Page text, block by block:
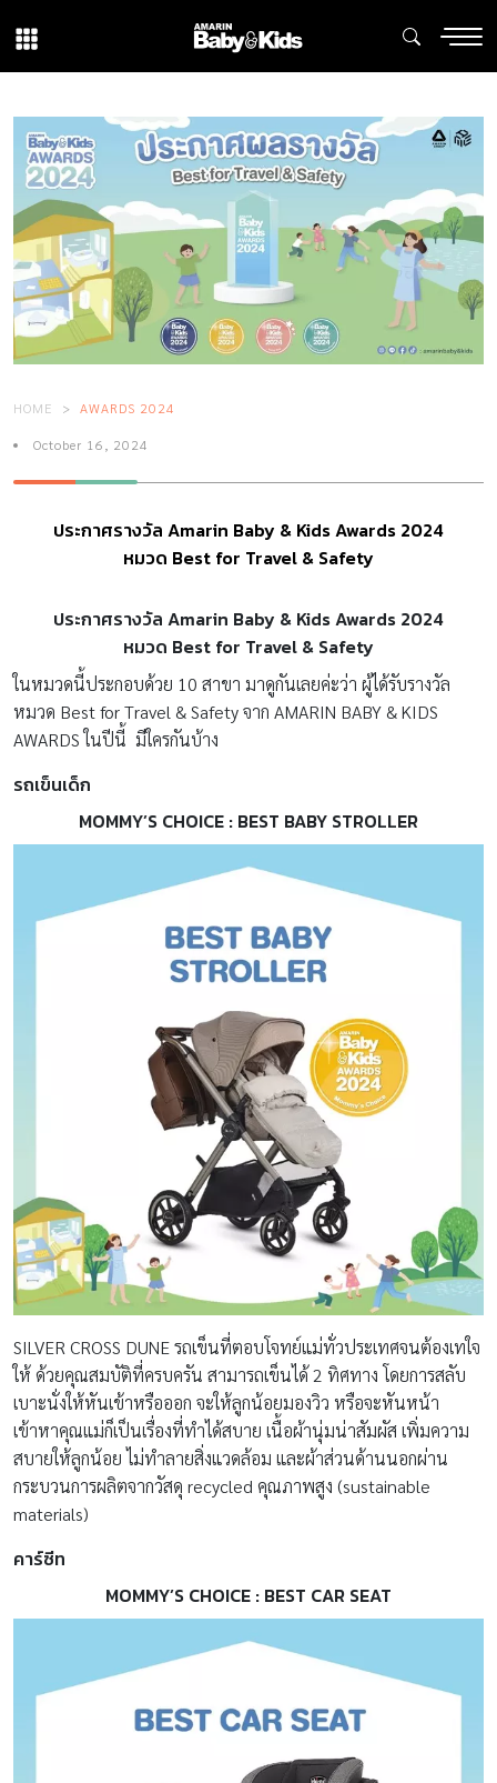
HOME AWARDS 2024
October 16, 2024
ประกาศรางวัล Amarin Baby & Kids Awards 2024
หมวด Best for Travel & Safety
ประกาศรางวัล Amarin Baby & Kids Awards 2024
หมวด Best for Travel & Safety
ในหมวดนี้ประกอบด้วย 10 สาขา มาดูกันเลยค่ะว่า ผู้ได้รับรางวัล
หมวด Best for Travel & Safety จาก AMARIN BABY & KIDS
AWARDS ในปีนี้ มีใครกันบ้าง
รถเข็นเด็ก
MOMMY’S CHOICE : BEST BABY STROLLER
SILVER CROSS DUNE รถเข็นที่ตอบโจทย์แม่ทั่วประเทศจนต้องเทใจ
ให้ ด้วยคุณสมบัติที่ครบครัน สามารถเข็นได้ 2 ทิศทาง โดยการสลับ
เบาะนั่งให้หันเข้าหรือออก จะให้ลูกน้อยมองวิว หรือจะหันหน้า
เข้าหาคุณแม่ก็เป็นเรื่องที่ทำได้สบาย เนื้อผ้านุ่มน่าสัมผัส เพิ่มความ
สบายให้ลูกน้อย ไม่ทำลายสิ่งแวดล้อม และผ้าส่วนด้านนอกผ่าน
กระบวนการผลิตจากวัสดุ recycled คุณภาพสูง (sustainable
materials)
คาร์ซีท
MOMMY’S CHOICE : BEST CAR SEAT